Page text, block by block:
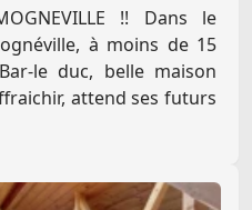
!! Dans le
à moins de 15
le duc, belle maison
attend ses futurs